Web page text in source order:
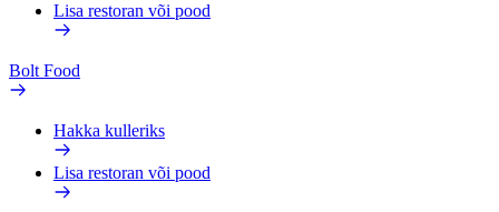
Lisa restoran või pood
Bolt Food
Hakka kulleriks
Lisa restoran või pood